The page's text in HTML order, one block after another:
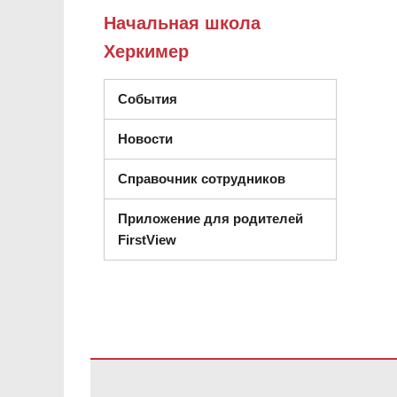
Начальная школа
Херкимер
События
Новости
Справочник сотрудников
Приложение для родителей
FirstView